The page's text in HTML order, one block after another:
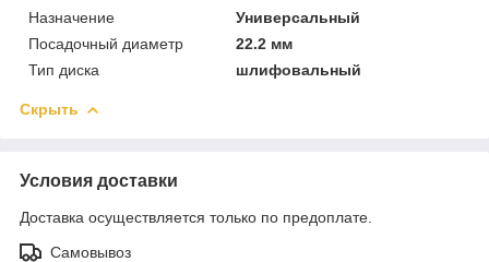
Назначение
Универсальный
Посадочный диаметр
22.2 мм
Тип диска
шлифовальный
Скрыть
Условия доставки
Доставка осуществляется только по предоплате.
Самовывоз